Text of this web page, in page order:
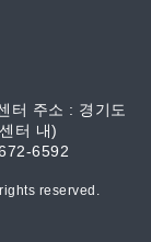
터 주소 : 경기도
터 내)
6592
reserved.